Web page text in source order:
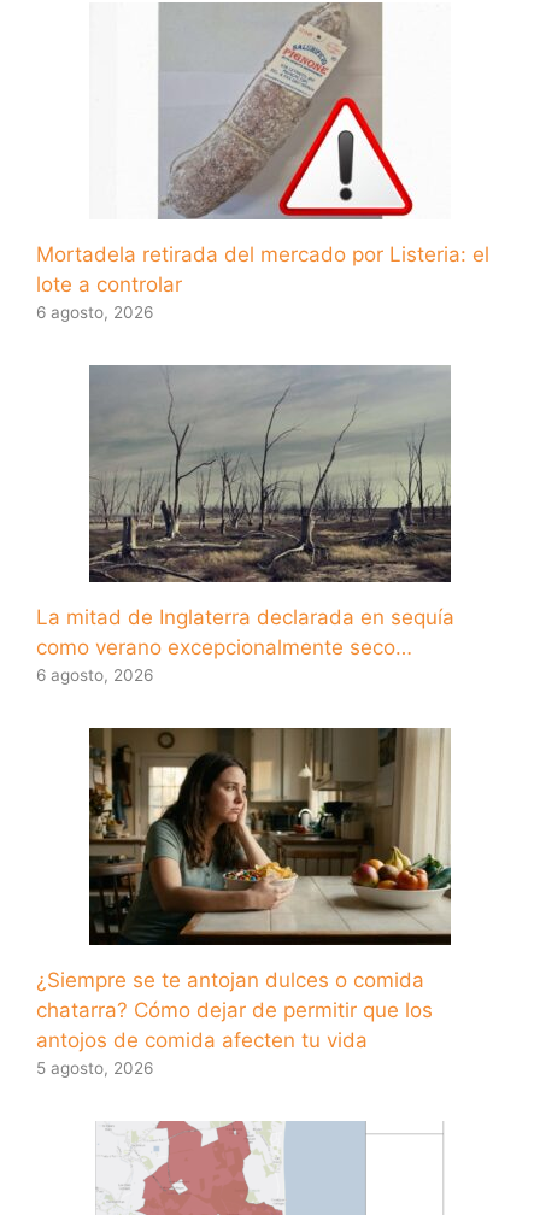
Mortadela retirada del mercado por Listeria: el
lote a controlar
6 agosto, 2026
La mitad de Inglaterra declarada en sequía
como verano excepcionalmente seco…
6 agosto, 2026
¿Siempre se te antojan dulces o comida
chatarra? Cómo dejar de permitir que los
antojos de comida afecten tu vida
5 agosto, 2026